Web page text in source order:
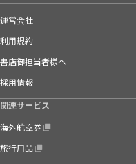
運営会社
利用規約
書店御担当者様へ
採用情報
関連サービス
海外航空券
旅行用品